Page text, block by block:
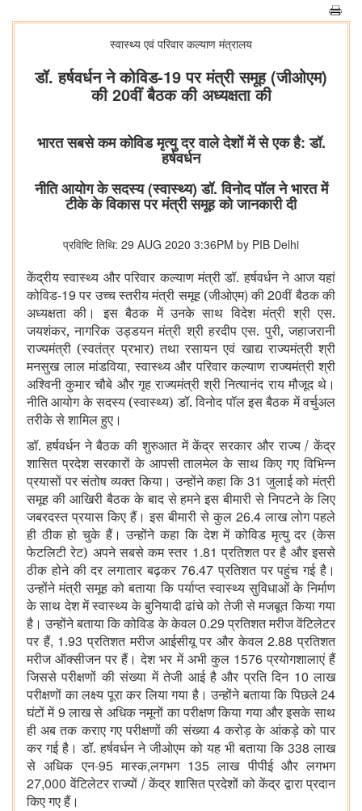
स्‍वास्‍थ्‍य एवं परिवार कल्‍याण मंत्रालय
डॉ. हर्षवर्धन ने कोविड-19 पर मंत्री समूह (जीओएम)
की 20वीं बैठक की अध्यक्षता की
भारत सबसे कम कोविड मृत्यु दर वाले देशों में से एक है: डॉ.
हर्षवर्धन
नीति आयोग के सदस्य (स्वास्थ्य) डॉ. विनोद पॉल ने भारत में
टीके के विकास पर मंत्री समूह को जानकारी दी
प्रविष्टि तिथि: 29 AUG 2020 3:36PM by PIB Delhi
केंद्रीय स्वास्थ्य और परिवार कल्याण मंत्री डॉ. हर्षवर्धन ने आज यहां
कोविड-19पर उच्च स्तरीय मंत्री समूह (जीओएम)की20वीं बैठक की
अध्यक्षता की। इस बैठक में उनके साथ विदेश मंत्री श्री एस.
जयशंकर, नागरिक उड्डयन मंत्री श्री हरदीप एस. पुरी, जहाजरानी
राज्यमंत्री (स्वतंत्र प्रभार) तथा रसायन एवं खाद्य राज्यमंत्री श्री
मनसुख लाल मांडविया, स्वास्थ्य और परिवार कल्याण राज्यमंत्री श्री
अश्विनी कुमार चौबे और गृह राज्यमंत्री श्री नित्यानंद राय मौजूद थे।
नीति आयोग के सदस्य (स्वास्थ्य) डॉ. विनोद पॉल इस बैठक में वर्चुअल
तरीके से शामिल हुए।
डॉ. हर्षवर्धन ने बैठक की शुरुआत में केंद्र सरकार और राज्य / केंद्र
शासित प्रदेश सरकारों के आपसी तालमेल के साथ किए गए विभिन्न
प्रयासों पर संतोष व्यक्त किया। उन्होंने कहा कि31 जुलाई को मंत्री
समूह की आखिरी बैठक के बाद से हमने इस बीमारी से निपटने के लिए
जबरदस्त प्रयास किए हैं। इस बीमारी से कुल 26.4लाख लोग पहले
ही ठीक हो चुके हैं। उन्होंने कहा कि देश में कोविड मृत्यु दर (केस
फेटलिटी रेट) अपने सबसे कम स्तर 1.81 प्रतिशत पर है और इससे
ठीक होने की दर लगातार बढ़कर 76.47प्रतिशत पर पहुंच गई है।
उन्होंने मंत्री समूह को बताया कि पर्याप्त स्वास्थ्य सुविधाओं के निर्माण
के साथ देश में स्वास्थ्य के बुनियादी ढांचे को तेजी से मजबूत किया गया
है। उन्होंने बताया कि कोविड के केवल0.29प्रतिशत मरीज वेंटिलेटर
पर हैं, 1.93 प्रतिशत मरीज आईसीयू पर और केवल2.88 प्रतिशत
मरीज ऑक्सीजन पर हैं। देश भर में अभी कुल 1576प्रयोगशालाएं हैं
जिससे परीक्षणों की संख्या में तेजी आई है और प्रति दिन 10 लाख
परीक्षणों का लक्ष्य पूरा कर लिया गया है। उन्होंने बताया कि पिछले24
घंटों में9लाख से अधिक नमूनों का परीक्षण किया गया और इसके साथ
ही अब तक कराए गए परीक्षणों की संख्या 4करोड़ के आंकड़े को पार
कर गई है। डॉ. हर्षवर्धन ने जीओएम को यह भी बताया कि338 लाख
से अधिक एन-95मास्क,लगभग 135 लाख पीपीई और लगभग
27,000 वेंटिलेटर राज्यों / केंद्र शासित प्रदेशों को केंद्र द्वारा प्रदान
किए गए हैं।